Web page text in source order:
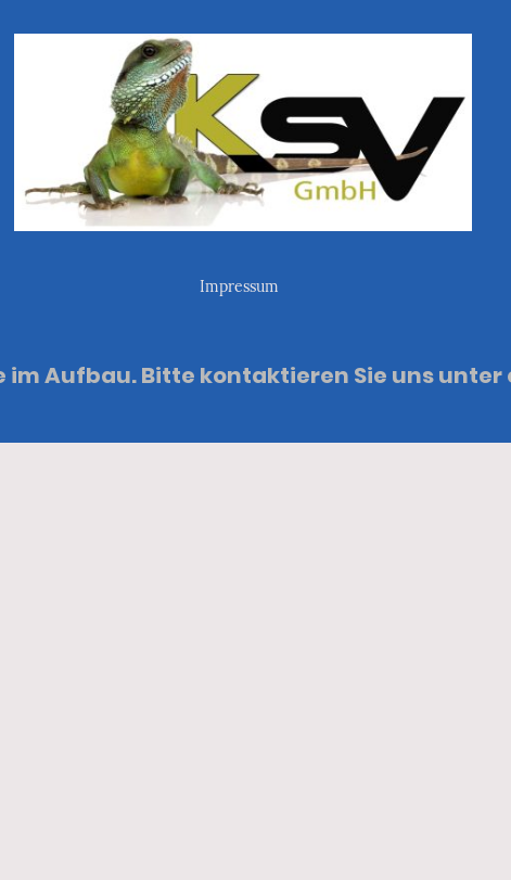
Impressum
im Aufbau. Bitte kontaktieren Sie uns